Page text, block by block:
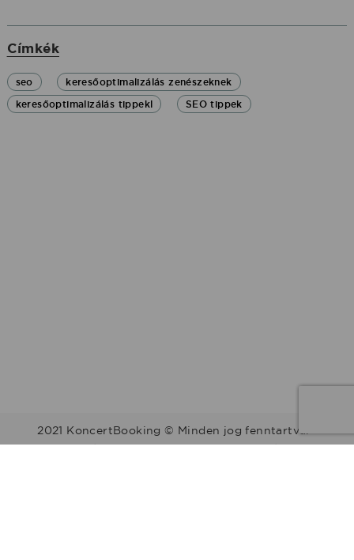
Címkék
seo
keresőoptimalizálás zenészeknek
keresőoptimalizálás tippekl
SEO tippek
2021 KoncertBooking © Minden jog fenntartva.
Kapcsolat | Telefonszám: +36 30 157 9812 | E-mail: